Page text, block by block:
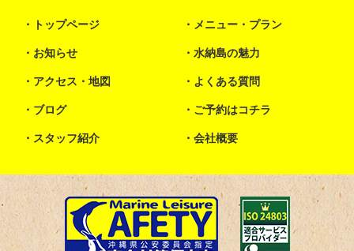
トップページ メニュー・プラン
お知らせ 水納島の魅力
アクセス・地図 よくある質問
ブログ ご予約はコチラ
スタッフ紹介 会社概要